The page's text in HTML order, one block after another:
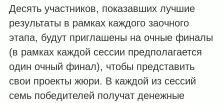
Десять участников, показавших лучшие
результаты в рамках каждого заочного
этапа, будут приглашены на очные финалы
(в рамках каждой сессии предполагается
один очный финал), чтобы представить
свои проекты жюри. В каждой из сессий
семь победителей получат денежные